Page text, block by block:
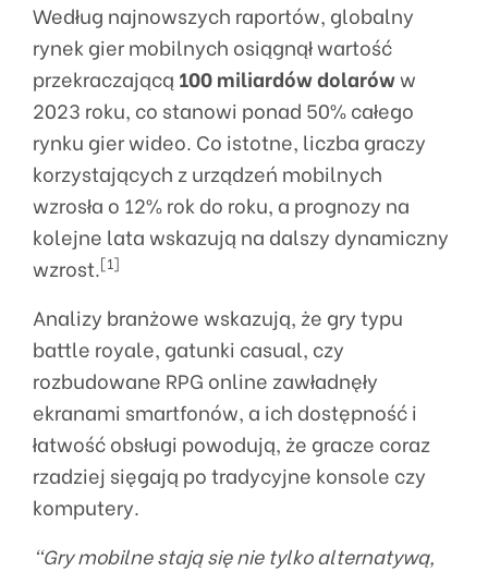
Według najnowszych raportów, globalny
rynek gier mobilnych osiągnął wartość
przekraczającą 100 miliardów dolaróww
2023 roku, co stanowi ponad 50% całego
rynku gier wideo. Co istotne, liczba graczy
korzystających z urządzeń mobilnych
wzrosła o 12% rok do roku, a prognozy na
kolejne lata wskazują na dalszy dynamiczny
wzrost.[1]
Analizy branżowe wskazują, że gry typu
battle royale, gatunki casual, czy
rozbudowane RPG online zawładnęły
ekranami smartfonów, a ich dostępność i
łatwość obsługi powodują, że gracze coraz
rzadziej sięgają po tradycyjne konsole czy
komputery.
“Gry mobilne stają się nie tylko alternatywą,